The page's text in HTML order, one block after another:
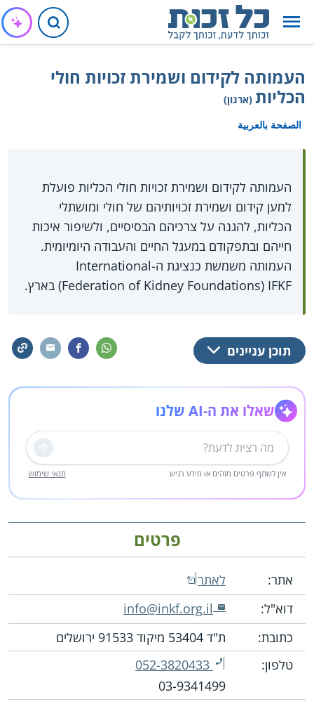
העמותה לקידום ושמירת זכויות חולי
הכליות (ארגון)
الصفحة بالعربية
העמותה לקידום ושמירת זכויות חולי הכליות פועלת
למען קידום ושמירת זכויותיהם של חולי ומושתלי
הכליות, להגנה על צרכיהם הבסיסיים, ולשיפור איכות
חייהם ובתפקודם במעגל החיים והעבודה היומיומית.
העמותה משמשת כנציגת ה-International
Federation of Kidney Foundations) IFKF) בארץ.
תוכן עניינים
שאלו את ה-AI שלנו
שליחה
אין לשתף פרטים מזהים או מידע רגיש תנאי שימוש
פרטים
אתר:
לאתר
דוא"ל:
info@inkf.org.il
כתובת:
ת"ד 53404 מיקוד 91533 ירושלים
טלפון:
052-3820433
03-9341499